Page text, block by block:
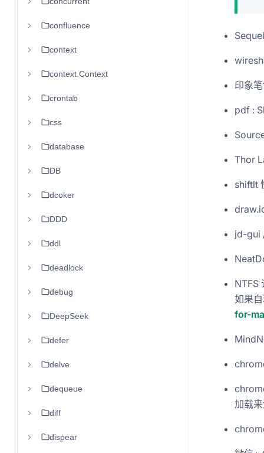
confluence
context
context.Context
crontab
css
database
DB
dcoker
DDD
ddl
deadlock
debug
DeepSeek
defer
delve
dequeue
diff
dispear
印象
pdf :
Thor
shiftlt
jd-gui
NTFS
如果
for-
加载